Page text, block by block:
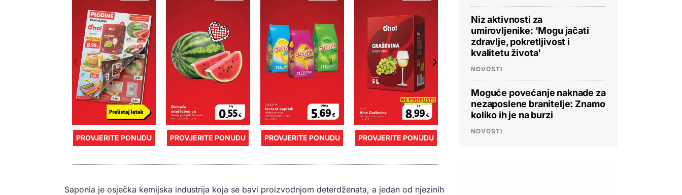
PROVJERITE PONUDU PROVJERITE PONUDU PROVJERITE PONUDU PROVJERITE PONUDU
Saponia je osječka kemijska industrija koja se bavi proizvodnjom deterdženata, a jedan od njezinih
Niz aktivnosti za
umirovljenike: 'Mogu jačati
zdravlje, pokretljivost i
kvalitetu života'
NOVOSTI
Moguće povećanje naknade za
nezaposlene branitelje: Znamo
koliko ih je na burzi
NOVOSTI